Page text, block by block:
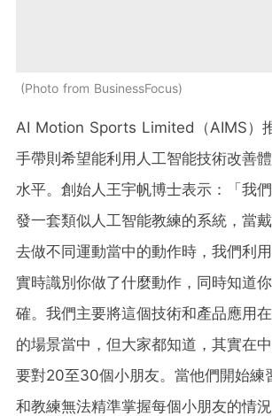
Photo from BusinessFocus
AI Motion Sports Limited（AIMS）
手帶則希望能利用人工智能技術改善
水平。創始人王宇帆博士表示：「我
發一套類似人工智能教練的系統，當
去做不同運動當中的動作時，我們利
實時識別你做了什麼動作，同時知道
確。我們主要將這個技術和產品應用
的場景當中，但大家都知道，其實在
要對20至30個小朋友。當他們開始練
和教練無法精準掌握每個小朋友的情